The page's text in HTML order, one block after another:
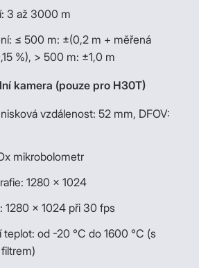
3 až 3000 m
≤ 500 m: ±(0,2 m + měřená
%), > 500 m: ±1,0 m
kamera (pouze pro H30T)
vzdálenost: 52 mm, DFOV:
mikrobolometr
1280 × 1024
1280 × 1024 při 30 fps
teplot: od -20 °C do 1600 °C (s